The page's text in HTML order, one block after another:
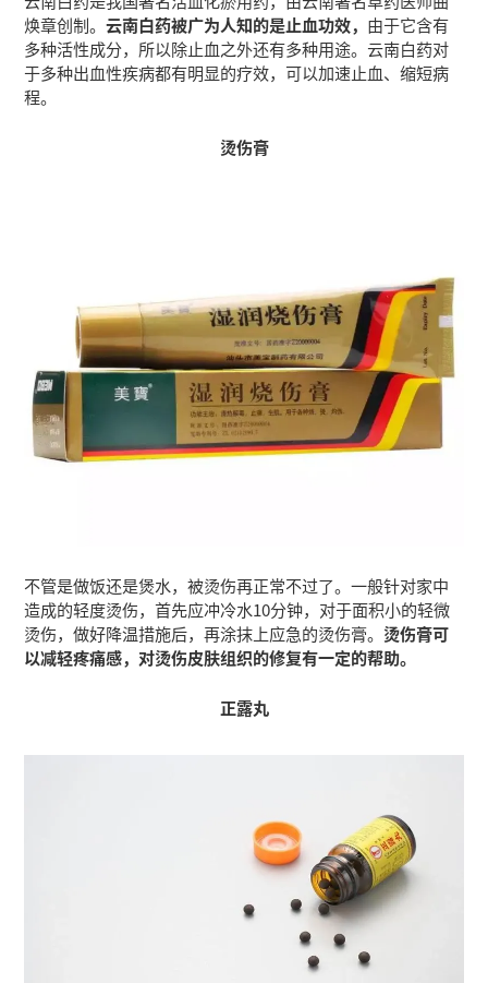
焕章创制。云南白药被广为人知的是止血功效， 由于它含有
多种活性成分，所以除止血之外还有多种用途。云南白药对
于多种出血性疾病都有明显的疗效，可以加速止血、缩短病
程。
烫伤膏
不管是做饭还是煲水，被烫伤再正常不过了。一般针对家中
造成的轻度烫伤，首先应冲冷水10分钟，对于面积小的轻微
烫伤，做好降温措施后，再涂抹上应急的烫伤膏。 烫伤膏可
以减轻疼痛感，对烫伤皮肤组织的修复有一定的帮助。
正露丸